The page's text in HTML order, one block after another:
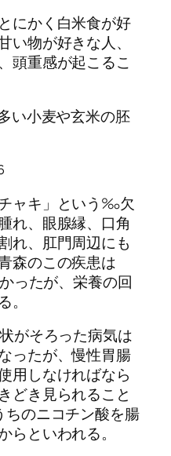
にかく白米食が好
い物が好きな人、
頭重感が起こるこ
い小麦や玄米の胚
ャキ」という‰欠
れ、眼腺縁、口角
れ、肛門周辺にも
森のこの疾患は
ったが、栄養の回
がそろった病気は
ったが、慢性胃腸
用しなければなら
どき見られること
ちのニコチン酸を腸
らといわれる。